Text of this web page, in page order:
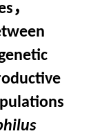
，